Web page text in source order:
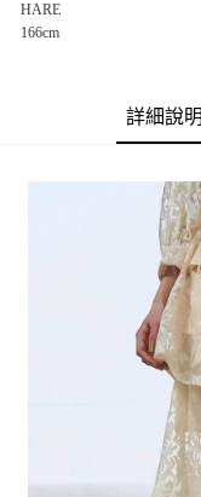
1.本服務由台灣大哥大提
2.付款方式選擇「大哥付
3.實際核准額度、可分期
4.訂單成立30分鐘內，如
消。如遇「轉專審核」未
1.分期款項不併入電信帳
2.透過簡訊連結打開帳單
帳／街口支付／iPASS
1.本服務係由「台灣大哥
用戶於交易時，得透過本
買賣價金債權讓與本公司
2.基於同意付款使用「大
資料（包含姓名、電話或
由本公司與您本人進行分
3.完整用戶服務條款，請
AFTEE先享後付
３．安心：先確認商品／
【「AFTEE先享後付」結
１．於結帳方式選擇「
結帳頁面，進行簡訊認證
２．訂單成立數日內，您
３．收到繳費通知簡訊後
ATM／網路銀行／等多元
※ 請注意：結帳手續完成
購買商品的店家。未經商
※ 交易是否成功請以「
是否繳費成功／繳費後需
https://
全家 取貨付款
每筆NT$80，滿
每筆NT$80，滿
每筆NT$80，滿
每筆NT$80，滿
每筆NT$80，滿
HARE
166cm
詳細說明